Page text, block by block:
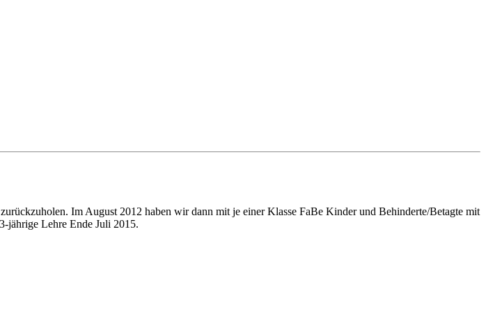
Im August 2012 haben wir dann mit je einer Klasse FaBe Kinder und Behinderte/Betagte mit
jährige Lehre Ende Juli 2015.